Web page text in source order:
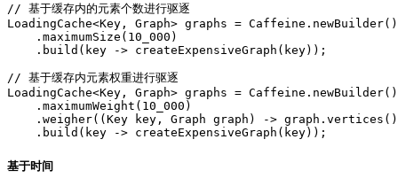
// 基于缓存内的元素个数进行驱逐
LoadingCache<Key, Graph> graphs = Caffeine.newBuilder()
    .maximumSize(10_000)
    .build(key -> createExpensiveGraph(key));
// 基于缓存内元素权重进行驱逐
LoadingCache<Key, Graph> graphs = Caffeine.newBuilder()
    .maximumWeight(10_000)
.weigher((Key key, Graph graph) ->
基于时间